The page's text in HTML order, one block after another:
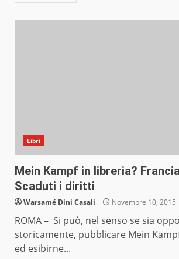
Libri
Mein Kampf in libreria?
Scaduti i diritti
Warsamé Dini Casali Novembre 10, 2015
ROMA – Si può, nel senso se sia
storicamente, pubblicare Mein
ed esibirne...